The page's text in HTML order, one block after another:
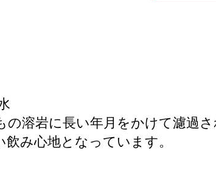
溶岩に長い年月をかけて濾過
み心地となっています。